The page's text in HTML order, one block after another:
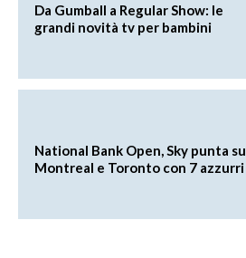
Da Gumball a Regular Show: le
grandi novità tv per bambini
National Bank Open, Sky punta su
Montreal e Toronto con 7 azzurri